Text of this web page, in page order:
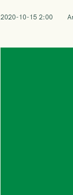
2020-10-15 2:00